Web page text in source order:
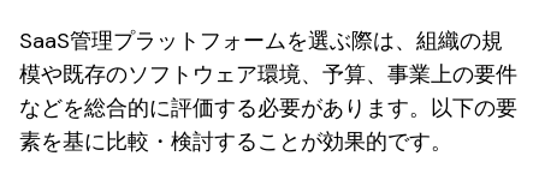
SaaS管理プラットフォームを選ぶ際は、組織の規
模や既存のソフトウェア環境、予算、事業上の要件
などを総合的に評価する必要があります。以下の要
素を基に比較・検討することが効果的です。